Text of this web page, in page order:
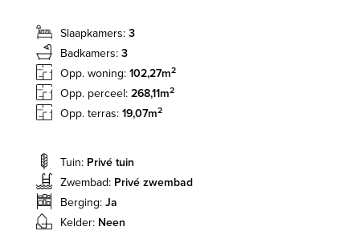
Slaapkamers: 3
Badkamers: 3
Opp. woning: 102,27m2
Opp. perceel: 268,11m2
Opp. terras: 19,07m2
Tuin: Privé tuin
Zwembad: Privé zwembad
Berging: Ja
Kelder: Neen